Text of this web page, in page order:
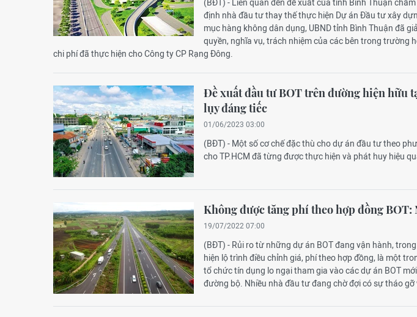
(BĐT) - Liên quan đến đề xuất của tỉnh Bình Thuận
định nhà đầu tư thay thế thực hiện Dự án Đầu tư xây
mục hàng không dân dụng, UBND tỉnh Bình Thuận đã
quyền, nghĩa vụ, trách nhiệm của các bên trong trường
chi phí đã thực hiện cho Công ty CP Rạng Đông.
Đề xuất đầu tư BOT trên đường hiện hữu
lụy đáng tiếc
01/06/2023 03:00
(BĐT) - Một số cơ chế đặc thù cho dự án đầu tư theo
cho TP.HCM đã từng được thực hiện và phát huy hiệu
Không được tăng phí theo hợp đồng BOT:
19/07/2022 07:00
(BĐT) - Rủi ro từ những dự án BOT đang vận hành,
hiện lộ trình điều chỉnh giá, phí theo hợp đồng, là một
tổ chức tín dụng lo ngại tham gia vào các dự án BOT
đường bộ. Nhiều nhà đầu tư đang chờ đợi có sự tháo gỡ